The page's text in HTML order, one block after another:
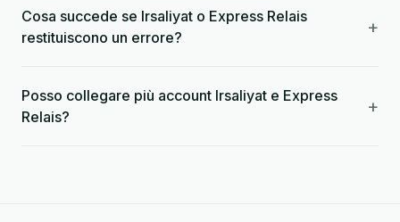
Cosa succede se Irsaliyat o Express Relais
restituiscono un errore?
+
Posso collegare più account Irsaliyat e Express
Relais?
+